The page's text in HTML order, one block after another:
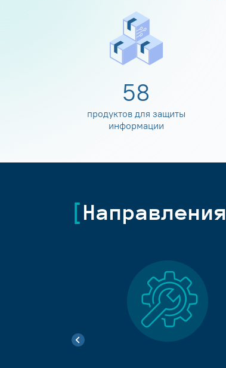
60
продуктов для защиты
информации
Направления